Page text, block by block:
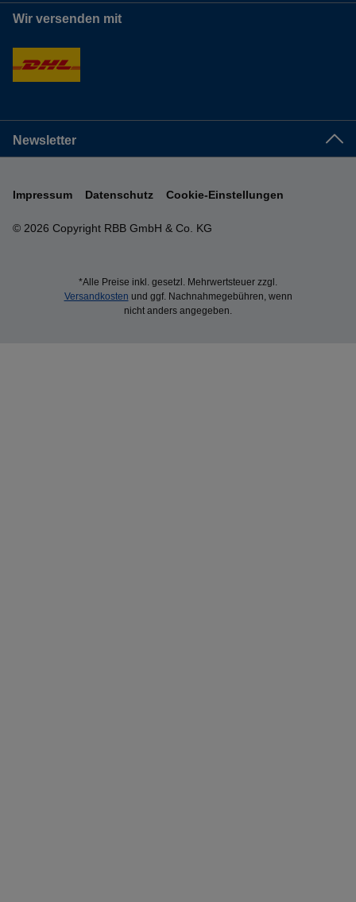
Wir versenden mit
Newsletter
© 2026 Copyright RBB GmbH & Co. KG
Impressum Datenschutz Cookie-Einstellungen
*Alle Preise inkl. gesetzl. Mehrwertsteuer zzgl.
Versandkosten und ggf. Nachnahmegebühren, wenn
nicht anders angegeben.